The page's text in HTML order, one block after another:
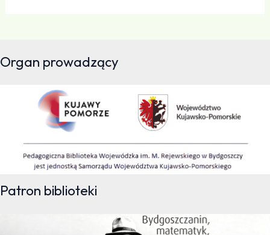
Organ prowadzący
Patron biblioteki